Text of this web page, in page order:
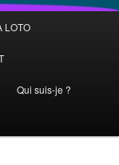
LOTO
Qui suis-je ?